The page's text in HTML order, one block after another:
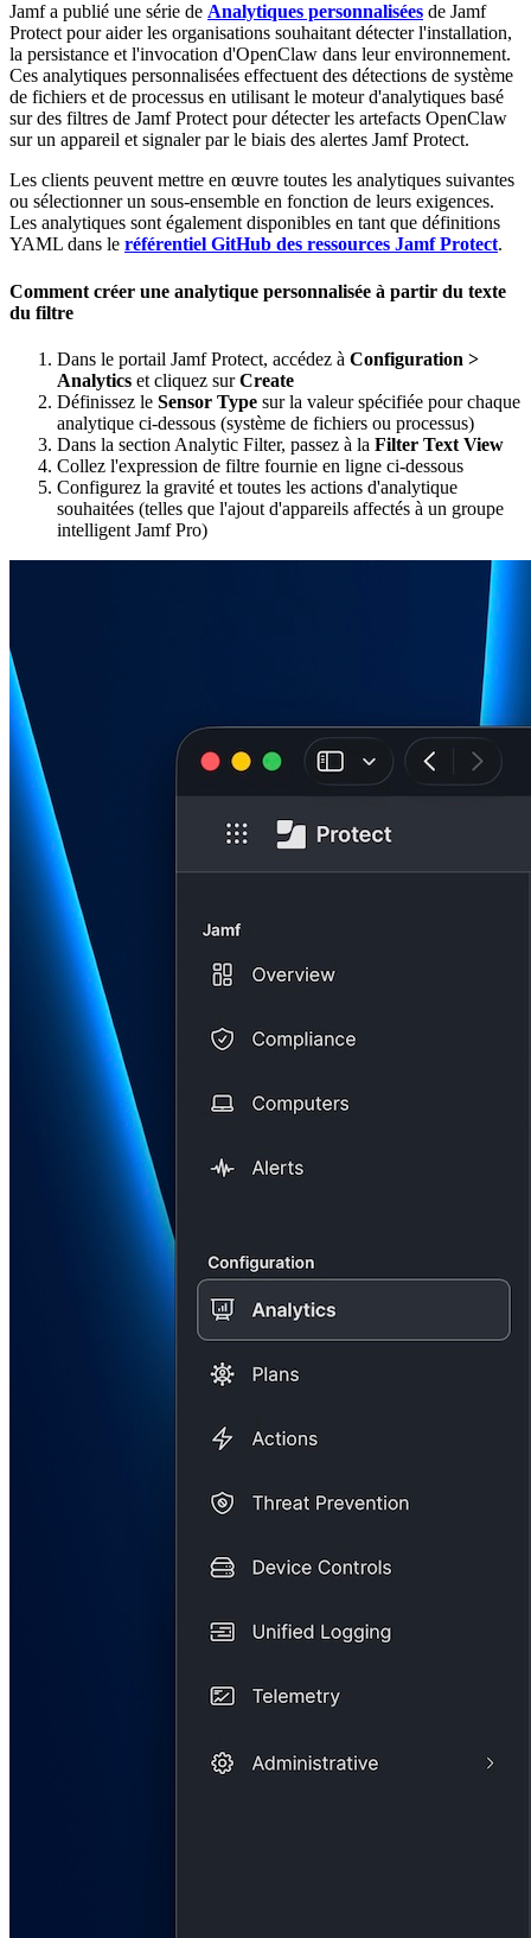
Jamf a publié une série de Analytiques personnalisées de Jamf
Protect pour aider les organisations souhaitant détecter l'installation,
la persistance et l'invocation d'OpenClaw dans leur environnement.
Ces analytiques personnalisées effectuent des détections de système
de fichiers et de processus en utilisant le moteur d'analytiques basé
sur des filtres de Jamf Protect pour détecter les artefacts OpenClaw
sur un appareil et signaler par le biais des alertes Jamf Protect.
Les clients peuvent mettre en œuvre toutes les analytiques suivantes
ou sélectionner un sous-ensemble en fonction de leurs exigences.
Les analytiques sont également disponibles en tant que définitions
YAML dans le référentiel GitHub des ressources Jamf Protect.
Comment créer une analytique personnalisée à partir du texte
du filtre
Dans le portail Jamf Protect, accédez à Configuration >
Analytics et cliquez surCreate
Définissez le Sensor Type sur la valeur spécifiée pour chaque
analytique ci-dessous (système de fichiers ou processus)
Dans la section Analytic Filter, passez à la Filter Text View
Collez l'expression de filtre fournie en ligne ci-dessous
Configurez la gravité et toutes les actions d'analytique
souhaitées (telles que l'ajout d'appareils affectés à un groupe
intelligent Jamf Pro)